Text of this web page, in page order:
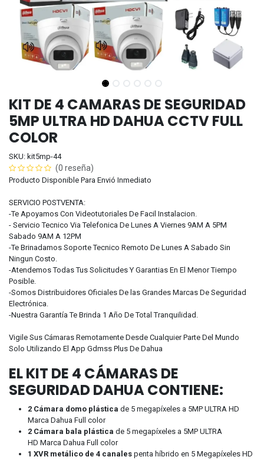
KIT DE 4 CAMARAS DE SEGURIDAD
5MP ULTRA HD DAHUA CCTV FULL
COLOR
SKU: kit5mp-44
(0 reseña)
Producto Disponible Para Envió Inmediato
SERVICIO POSTVENTA:
-Te Apoyamos Con Videotutoriales De Facil Instalacion.
- Servicio Tecnico Via Telefonica De Lunes A Viernes 9AM A 5PM
Sabado 9AM A 12PM
-Te Brinadamos Soporte Tecnico Remoto De Lunes A Sabado Sin
Ningun Costo.
-Atendemos Todas Tus Solicitudes Y Garantias En El Menor Tiempo
Posible.
-Somos Distribuidores Oficiales De las Grandes Marcas De Seguridad
Electrónica.
-Nuestra Garantía Te Brinda 1 Año De Total Tranquilidad.
Vigile Sus Cámaras Remotamente Desde Cualquier Parte Del Mundo
Solo Utilizando El App Gdmss Plus De Dahua
EL KIT DE 4 CÁMARAS DE
SEGURIDAD DAHUA CONTIENE:
2 Cámara domo plástica de 5 megapíxeles a 5MP ULTRA HD
Marca Dahua Full color
2 Cámara bala plástica de 5 megapíxeles a 5MP ULTRA
HD Marca Dahua Full color
1 XVR metálico de 4 canales penta híbrido en 5 Megapíxeles HD